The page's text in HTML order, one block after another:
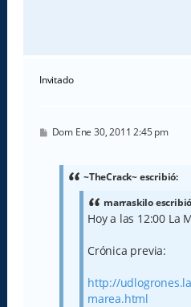
Invitado
M
Dom Ene 30, 2011 2:45 pm
~TheCrack~ escribió:
marraskilo
Hoy a las 12:00 La
Crónica previa:
http://
marea.html